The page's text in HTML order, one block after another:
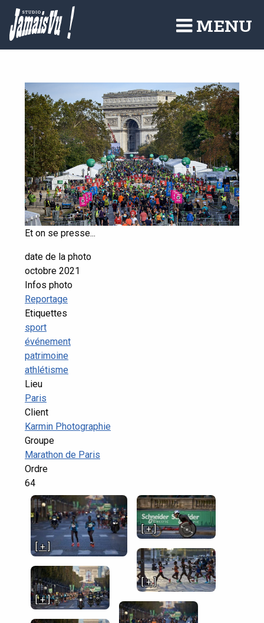
Aller
contenu
principal
MENU
Et on se presse...
date de la photo
octobre 2021
Infos photo
Reportage
Etiquettes
sport
événement
patrimoine
athlétisme
Lieu
Paris
Client
Karmin Photographie
Groupe
Marathon de Paris
Ordre
64
[ + ]
[ + ]
[ + ]
[ + ]